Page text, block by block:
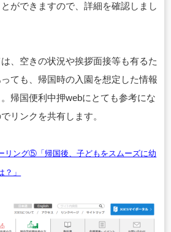
ができますので、詳細を確認しまし
、空きの状況や挨拶面接等も有るた
ても、帰国時の入園を想定した情報
帰国便利中押webにとても参考にな
リンクを共有します。
リング⑤「帰国後、子どもをスムーズに幼
」